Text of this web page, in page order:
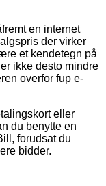
en internet
der virker
et kendetegn på
ikke desto mindre
overfor fup e-
eller
du benytte en
forudsat du
bidder.